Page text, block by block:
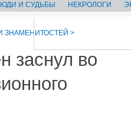
И СУДЬБЫ НЕКРОЛОГИ
ЗНАМЕНИТОСТЕЙ >
заснул во